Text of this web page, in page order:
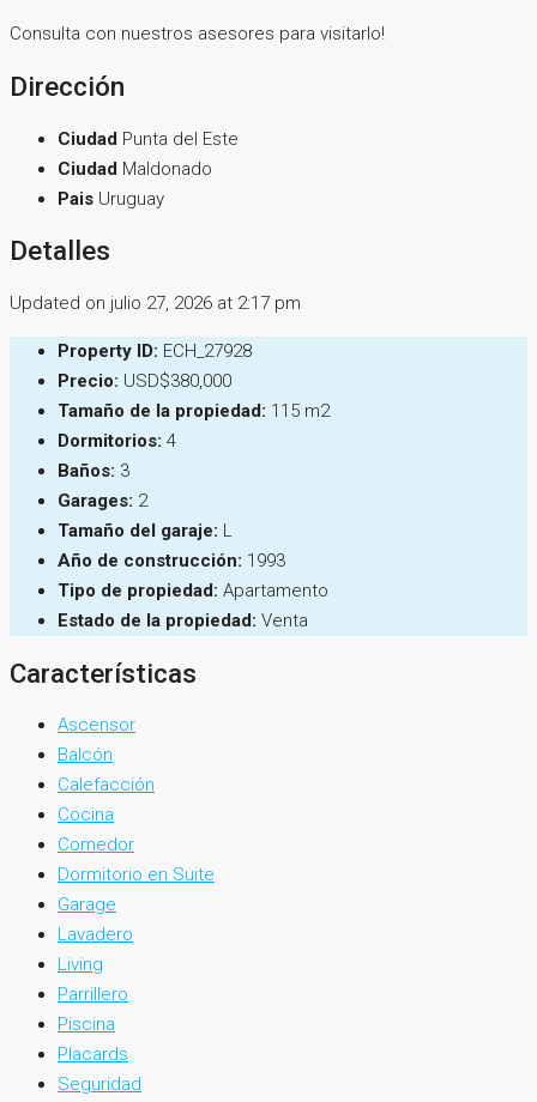
Consulta con nuestros asesores para visitarlo!
Dirección
Ciudad Punta del Este
Ciudad Maldonado
Pais Uruguay
Detalles
Updated on julio 27, 2026 at 2:17 pm
Property ID: ECH_27928
Precio: USD$380,000
Tamaño de la propiedad: 115 m2
Dormitorios: 4
Baños: 3
Garages: 2
Tamaño del garaje: L
Año de construcción: 1993
Tipo de propiedad: Apartamento
Estado de la propiedad: Venta
Características
Ascensor
Balcón
Calefacción
Cocina
Comedor
Dormitorio en Suite
Garage
Lavadero
Living
Parrillero
Piscina
Placards
Seguridad